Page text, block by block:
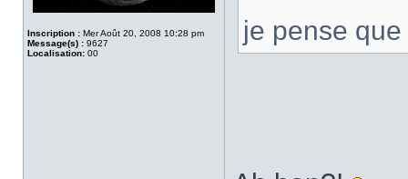
Inscription : Mer Août 20, 2008 10:28 pm
Message(s) : 9627
Localisation: 00
je pense